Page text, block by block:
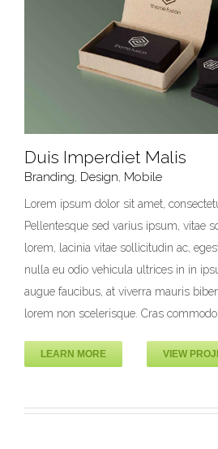
Design
Duis Imperdiet Malis
Branding, Design, Mobile
Lorem ipsum dolor sit amet,
Pellentesque sed varius ipsum, vitae
lorem, lacinia vitae sollicitudin ac,
nulla eu odio vehicula ultrices in in
augue faucibus, at viverra mauris
lorem non scelerisque. Cras
LEARN MORE VIEW